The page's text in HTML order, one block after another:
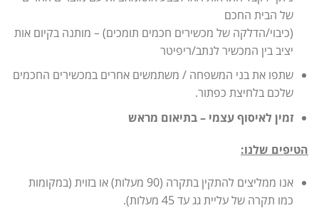
של הבית החכם
(כיבוי/הדלקה של מכשירים חכמים תומכים) – מותנה בקיום אות
יציב בין המכשיר לנתב/ריפיטר
שתפו את בני המשפחה / משתמשים אחרים במכשירים החכמים
שלכם בלחיצת כפתור.
זמין לאיסוף עצמי – בתיאום מראש
הטיפים שלנו:
אנו ממליצים להתקין בתקרה (90 מעלות) או בזוית (במקומות
כמו תקרה של עליית גג עד 45 מעלות).